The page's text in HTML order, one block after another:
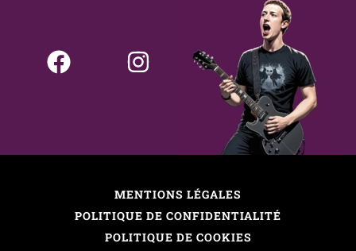
MENTIONS LÉGALES
POLITIQUE DE CONFIDENTIALITÉ
POLITIQUE DE COOKIES